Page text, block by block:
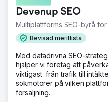
Devenup SEO
Multiplattforms SEO-byrå
Bevisad meritlista
Med datadrivna SEO-
hjälper vi företag att
viktigast, från trafik till
sökmotorer på vilken
försäljning.